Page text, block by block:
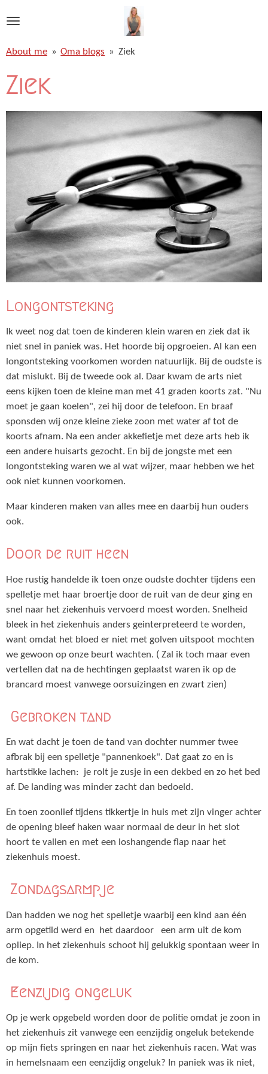
direct
de
hoofdinhoud
About me » Oma blogs » Ziek
Ziek
Longontsteking
Ik weet nog dat toen de kinderen klein waren en ziek dat ik
niet snel in paniek was. Het hoorde bij opgroeien. Al kan een
longontsteking voorkomen worden natuurlijk. Bij de oudste is
dat mislukt. Bij de tweede ook al. Daar kwam de arts niet
eens kijken toen de kleine man met 41 graden koorts zat. "Nu
moet je gaan koelen", zei hij door de telefoon. En braaf
sponsden wij onze kleine zieke zoon met water af tot de
koorts afnam. Na een ander akkefietje met deze arts heb ik
een andere huisarts gezocht. En bij de jongste met een
longontsteking waren we al wat wijzer, maar hebben we het
ook niet kunnen voorkomen.
Maar kinderen maken van alles mee en daarbij hun ouders
ook.
Door de ruit heen
Hoe rustig handelde ik toen onze oudste dochter tijdens een
spelletje met haar broertje door de ruit van de deur ging en
snel naar het ziekenhuis vervoerd moest worden. Snelheid
bleek in het ziekenhuis anders geinterpreteerd te worden,
want omdat het bloed er niet met golven uitspoot mochten
we gewoon op onze beurt wachten. ( Zal ik toch maar even
vertellen dat na de hechtingen geplaatst waren ik op de
brancard moest vanwege oorsuizingen en zwart zien)
Gebroken tand
En wat dacht je toen de tand van dochter nummer twee
afbrak bij een spelletje "pannenkoek". Dat gaat zo en is
hartstikke lachen: je rolt je zusje in een dekbed en zo het bed
af. De landing was minder zacht dan bedoeld.
En toen zoonlief tijdens tikkertje in huis met zijn vinger achter
de opening bleef haken waar normaal de deur in het slot
hoort te vallen en met een loshangende flap naar het
ziekenhuis moest.
Zondagsarmpje
Dan hadden we nog het spelletje waarbij een kind aan één
arm opgetild werd en het daardoor een arm uit de kom
opliep. In het ziekenhuis schoot hij gelukkig spontaan weer in
de kom.
Eenzijdig ongeluk
Op je werk opgebeld worden door de politie omdat je zoon in
het ziekenhuis zit vanwege een eenzijdig ongeluk betekende
op mijn fiets springen en naar het ziekenhuis racen. Wat was
in hemelsnaam een eenzijdig ongeluk? In paniek was ik niet,